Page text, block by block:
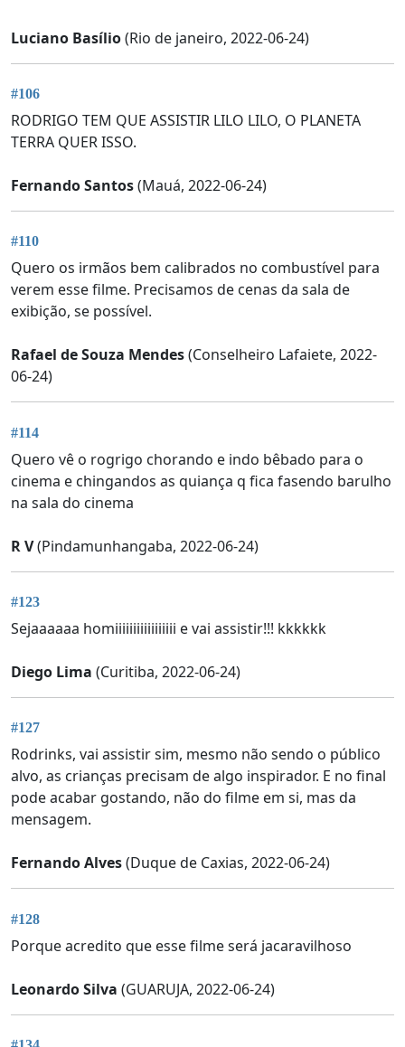
Luciano Basílio(Rio de janeiro, 2022-06-24)
#106
RODRIGO TEM QUE ASSISTIR LILO LILO, O PLANETA
TERRA QUER ISSO.
Fernando Santos(Mauá, 2022-06-24)
#110
Quero os irmãos bem calibrados no combustível para
verem esse filme. Precisamos de cenas da sala de
exibição, se possível.
Rafael de Souza Mendes(Conselheiro Lafaiete, 2022-
06-24)
#114
Quero vê o rogrigo chorando e indo bêbado para o
cinema e chingandos as quiança q fica fasendo barulho
na sala do cinema
R V(Pindamunhangaba, 2022-06-24)
#123
Sejaaaaaa homiiiiiiiiiiiiiiiii e vai assistir!!! kkkkkk
Diego Lima (Curitiba, 2022-06-24)
#127
Rodrinks, vai assistir sim, mesmo não sendo o público
alvo, as crianças precisam de algo inspirador. E no final
pode acabar gostando, não do filme em si, mas da
mensagem.
Fernando Alves(Duque de Caxias, 2022-06-24)
#128
Porque acredito que esse filme será jacaravilhoso
Leonardo Silva (GUARUJA, 2022-06-24)